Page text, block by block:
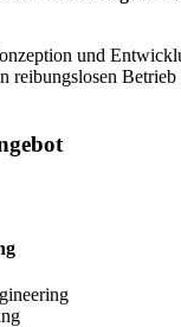
und
reibungslosen